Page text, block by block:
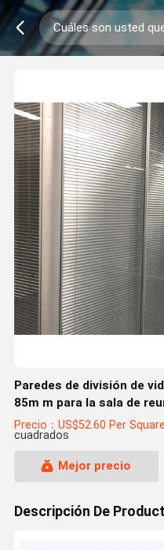
Paredes de división de
85m m para la sala de
Precio：US$52.60 Per
cuadrados
Mejor precio
Descripción De